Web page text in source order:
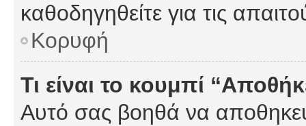
καθοδηγηθείτε για τις
Κορυφή
Τι είναι το κουμπί
Αυτό σας βοηθά να